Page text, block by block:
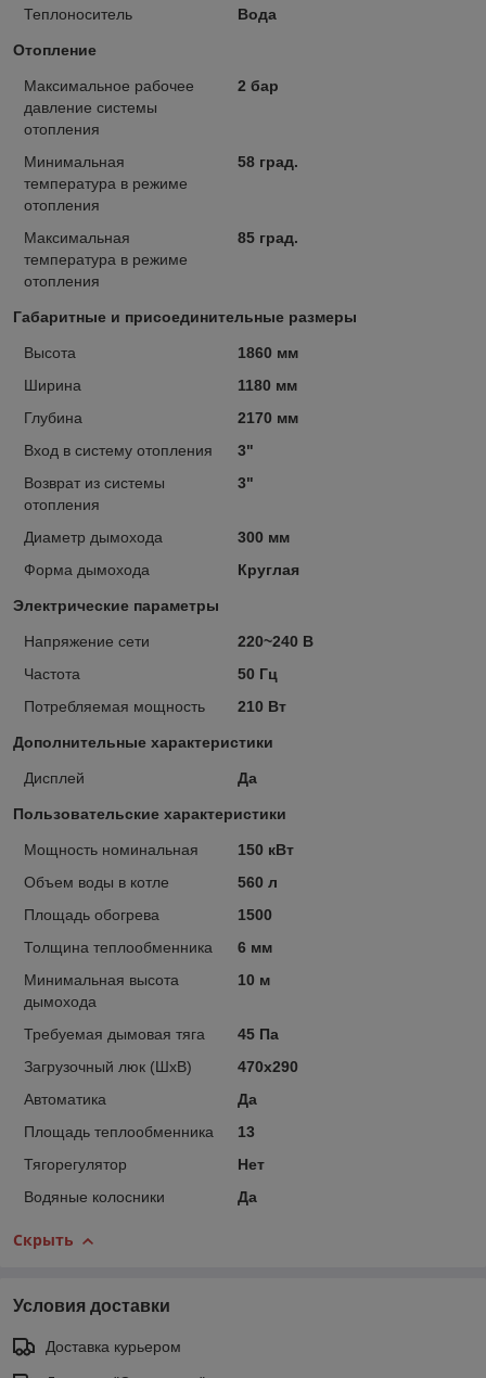
Теплоноситель Вода
Отопление
Максимальное рабочее
давление системы
отопления
2 бар
Минимальная
температура в режиме
отопления
58 град.
Максимальная
температура в режиме
отопления
85 град.
Габаритные и присоединительные размеры
Высота
1860 мм
Ширина
1180 мм
Глубина
2170 мм
Вход в систему отопления
3"
Возврат из системы
отопления
3"
Диаметр дымохода
300 мм
Форма дымохода
Круглая
Электрические параметры
Напряжение сети
220~240 В
Частота
50 Гц
Потребляемая мощность
210 Вт
Дополнительные характеристики
Дисплей Да
Пользовательские характеристики
Мощность номинальная
150 кВт
Объем воды в котле
560 л
Площадь обогрева
1500
Толщина теплообменника
6 мм
Минимальная высота
дымохода
10 м
Требуемая дымовая тяга
45 Па
Загрузочный люк (ШxВ)
470x290
Автоматика
Да
Площадь теплообменника
13
Тягорегулятор
Нет
Водяные колосники
Да
Скрыть
Условия доставки
Доставка курьером